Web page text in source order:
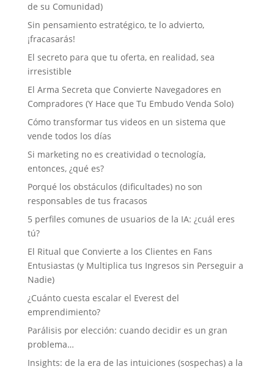
de su Comunidad)
Sin pensamiento estratégico, te lo advierto,
¡fracasarás!
El secreto para que tu oferta, en realidad, sea
irresistible
El Arma Secreta que Convierte Navegadores en
Compradores (Y Hace que Tu Embudo Venda Solo)
Cómo transformar tus videos en un sistema que
vende todos los días
Si marketing no es creatividad o tecnología,
entonces, ¿qué es?
Porqué los obstáculos (dificultades) no son
responsables de tus fracasos
5 perfiles comunes de usuarios de la IA: ¿cuál eres
tú?
El Ritual que Convierte a los Clientes en Fans
Entusiastas (y Multiplica tus Ingresos sin Perseguir a
Nadie)
¿Cuánto cuesta escalar el Everest del
emprendimiento?
Parálisis por elección: cuando decidir es un gran
problema…
Insights: de la era de las intuiciones (sospechas) a la